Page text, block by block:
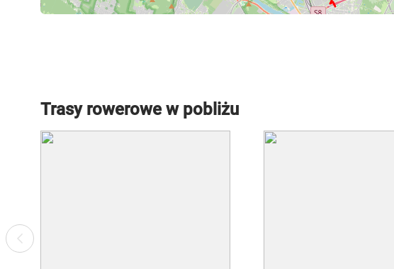
Trasy rowerowe w pobliżu
Previous